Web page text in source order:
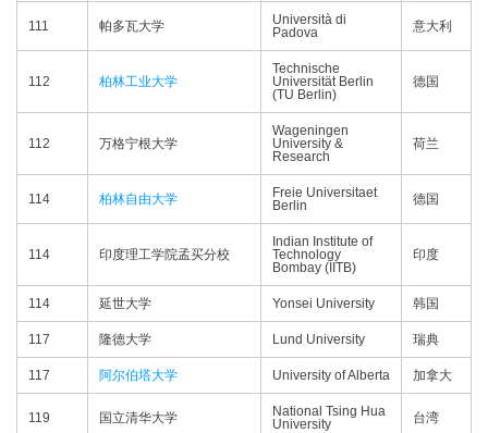
111 帕多瓦大学
Università di
Padova
意大利
112 柏林工业大学
Technische
Universität Berlin
(TU Berlin)
德国
112 万格宁根大学
Wageningen
University &
Research
荷兰
114 柏林自由大学
Freie Universitaet
Berlin
德国
114 印度理工学院孟买分校
Indian Institute of
Technology
Bombay (IITB)
印度
114 延世大学 Yonsei University 韩国
117 隆德大学 Lund University 瑞典
117 阿尔伯塔大学 University of Alberta 加拿大
119 国立清华大学
National Tsing Hua
University
台湾